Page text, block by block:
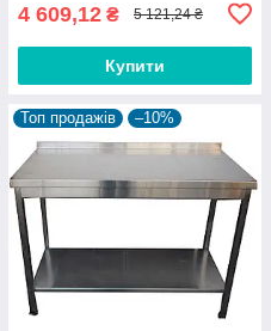
4 609,12 ₴ 5 121,24 ₴
Купити
Топ продажів –10%